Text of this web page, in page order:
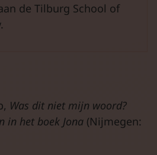
de Tilburg School of
Was dit niet mijn woord?
in het boek Jona (Nijmegen: